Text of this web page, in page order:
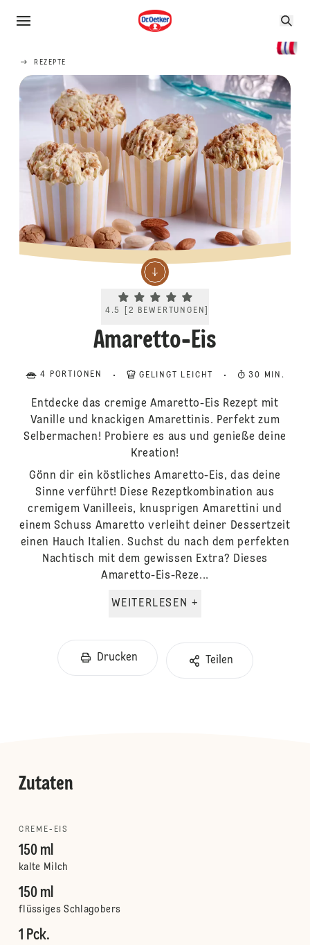
REZEPTE
Current rating 4.5. Click to rate.
4.5 2 BEWERTUNGEN
Amaretto-Eis
4 PORTIONEN GELINGT LEICHT 30 MIN.
Entdecke das cremige Amaretto-Eis Rezept mit
Vanille und knackigen Amarettinis. Perfekt zum
Selbermachen! Probiere es aus und genieße deine
Kreation!
Gönn dir ein köstliches Amaretto-Eis, das deine
Sinne verführt! Diese Rezeptkombination aus
cremigem Vanilleeis, knusprigen Amarettini und
einem Schuss Amaretto verleiht deiner Dessertzeit
einen Hauch Italien. Suchst du nach dem perfekten
Nachtisch mit dem gewissen Extra? Dieses
Amaretto-Eis-Reze...
WEITERLESEN +
Drucken Teilen
Zutaten
CREME-EIS
150 ml
kalte Milch
150 ml
flüssiges Schlagobers
1 Pck.